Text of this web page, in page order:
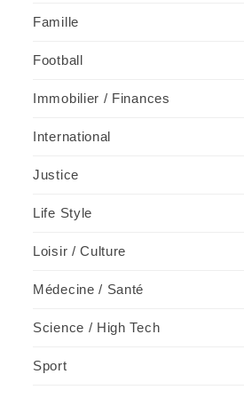
Famille
Football
Immobilier / Finances
International
Justice
Life Style
Loisir / Culture
Médecine / Santé
Science / High Tech
Sport